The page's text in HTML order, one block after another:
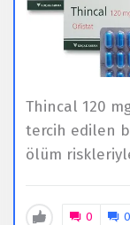
Thincal 120
tercih edilen
ölüm
0 0